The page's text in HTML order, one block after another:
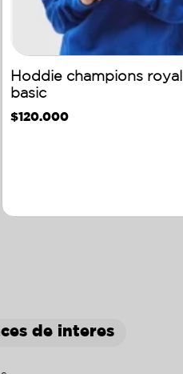
Hoddie champions royal
basic
$120.000
de interes